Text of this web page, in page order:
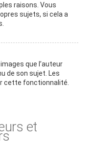
raisons. Vous
sujets, si cela a
que l’auteur
de son sujet. Les
cette fonctionnalité.
et